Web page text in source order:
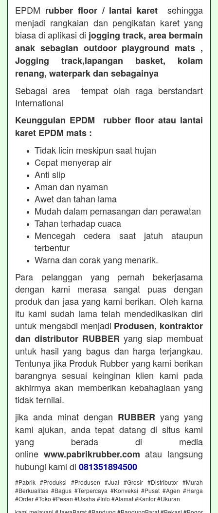
EPDM rubber floor / lantai karet sehingga
menjadi rangkaian dan pengikatan karet yang
biasa di aplikasi di jogging track, area bermain
anak sebagian outdoor playground mats ,
Jogging track,lapangan basket, kolam
renang, waterpark dan sebagainya
Sebagai area tempat olah raga berstandart
International
Keunggulan EPDM rubber floor atau lantai
karet EPDM mats :
Tidak licin meskipun saat hujan
Cepat menyerap air
Anti slip
Aman dan nyaman
Awet dan tahan lama
Mudah dalam pemasangan dan perawatan
Tahan terhadap cuaca
Mencegah cedera saat jatuh ataupun
terbentur
Warna dan corak yang menarik.
Para pelanggan yang pernah bekerjasama
dengan kami merasa sangat puas dengan
produk dan jasa yang kami berikan. Oleh karna
itu kami sudah lama telah mendedikasikan diri
untuk mengabdi menjadi Produsen, kontraktor
dan distributor RUBBER yang siap membuat
untuk hasil yang bagus dan harga terjangkau.
Tentunya jika Produk Rubber yang kami berikan
barangnya sesuai keinginan klien kami pada
akhirmya akan memberikan kebahagiaan yang
tidak ternilai.
jika anda minat dengan RUBBER yang yang
kami ajukan, anda tepat datang di situs kami
yang berada di media
online www.pabrikrubber.com atau langsung
hubungi kami di 081351894500
#Pabrik #Produksi #Produsen #Jual #Grosir #Distributor #Murah
#Berkualitas #Bagus #Terpercaya #Konveksi #Pusat #Agen #Harga
#Order #Toko #Pesan #Usaha #Info #Alamat #Kantor #Ukuran